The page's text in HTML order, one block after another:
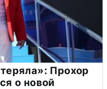
Прохор
о новой